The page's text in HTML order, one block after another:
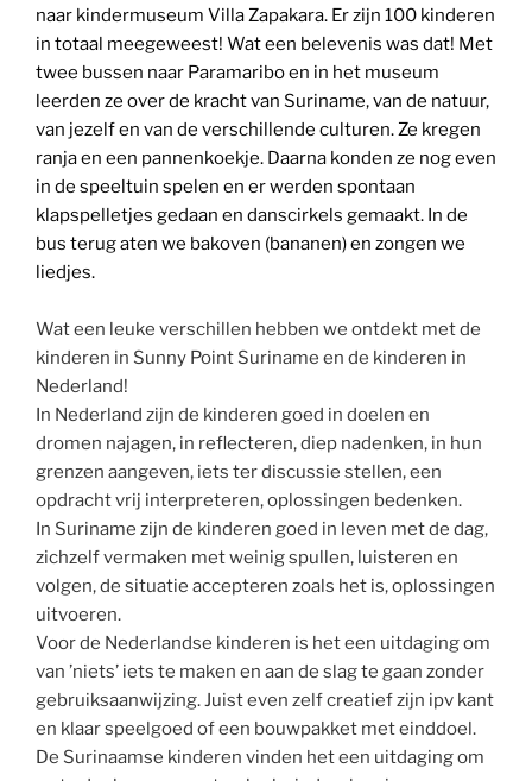
naar kindermuseum Villa Zapakara. Er zijn 100 kinderen
in totaal meegeweest! Wat een belevenis was dat! Met
twee bussen naar Paramaribo en in het museum
leerden ze over de kracht van Suriname, van de natuur,
van jezelf en van de verschillende culturen. Ze kregen
ranja en een pannenkoekje. Daarna konden ze nog even
in de speeltuin spelen en er werden spontaan
klapspelletjes gedaan en danscirkels gemaakt. In de
bus terug aten we bakoven (bananen) en zongen we
liedjes.
Wat een leuke verschillen hebben we ontdekt met de
kinderen in Sunny Point Suriname en de kinderen in
Nederland!
In Nederland zijn de kinderen goed in doelen en
dromen najagen, in reflecteren, diep nadenken, in hun
grenzen aangeven, iets ter discussie stellen, een
opdracht vrij interpreteren, oplossingen bedenken.
In Suriname zijn de kinderen goed in leven met de dag,
zichzelf vermaken met weinig spullen, luisteren en
volgen, de situatie accepteren zoals het is, oplossingen
uitvoeren.
Voor de Nederlandse kinderen is het een uitdaging om
van ’niets’ iets te maken en aan de slag te gaan zonder
gebruiksaanwijzing. Juist even zelf creatief zijn ipv kant
en klaar speelgoed of een bouwpakket met einddoel.
De Surinaamse kinderen vinden het een uitdaging om